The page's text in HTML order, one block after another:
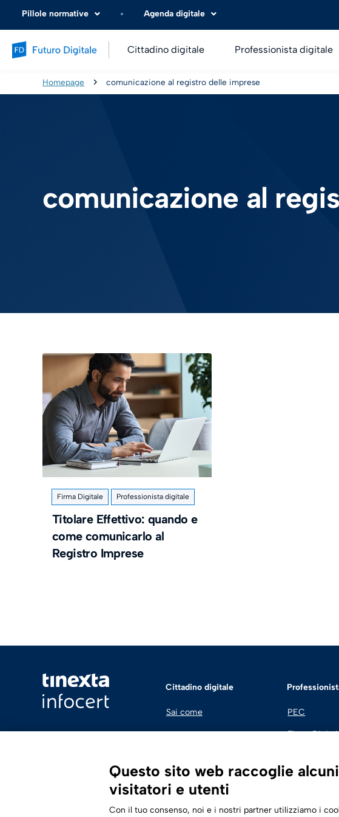
Pillole normative Agenda digitale
Cittadino digitale Professionista digitale
Homepage comunicazione al registro delle imprese
comunicazione al
Firma Digitale Professionista digitale
Titolare Effettivo: quando e
come comunicarlo al
Registro Imprese
Cittadino digitale
Sai come PEC
Firma
SPID |
Questo sito web raccoglie
visitatori e utenti
Con il tuo consenso, noi e i nostri partner utilizziamo i